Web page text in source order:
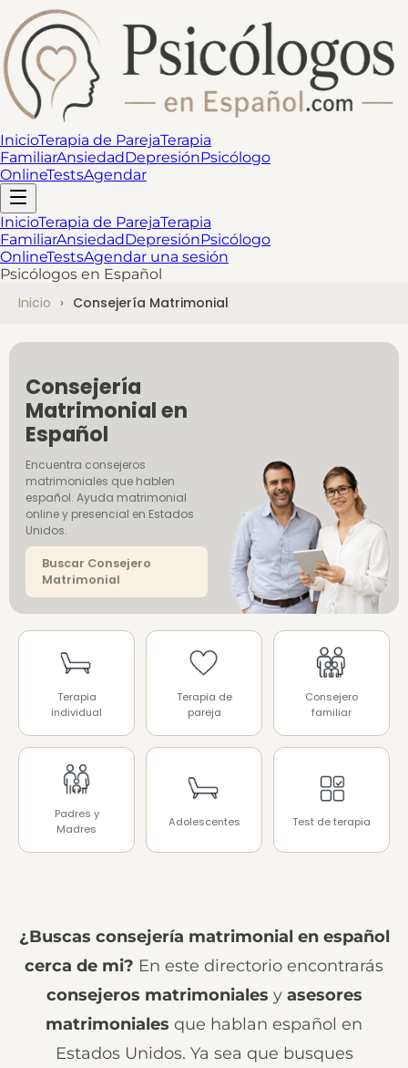
InicioTerapia de ParejaTerapia
FamiliarAnsiedadDepresiónPsicólogo
OnlineTestsAgendar
InicioTerapia de ParejaTerapia
FamiliarAnsiedadDepresiónPsicólogo
OnlineTestsAgendar una sesión
Psicólogos en Español
Inicio Consejería Matrimonial
Consejería
Matrimonial en
Español
Encuentra consejeros
matrimoniales que hablen
español. Ayuda matrimonial
online y presencial en Estados
Unidos.
Buscar Consejero
Matrimonial
Terapia
individual
Terapia de
pareja
Consejero
familiar
Padres y
Madres
Adolescentes Test de terapia
¿Buscas consejería matrimonial en español
cerca de mi? En este directorio encontrarás
consejeros matrimoniales y asesores
matrimoniales que hablan español en
Estados Unidos. Ya sea que busques